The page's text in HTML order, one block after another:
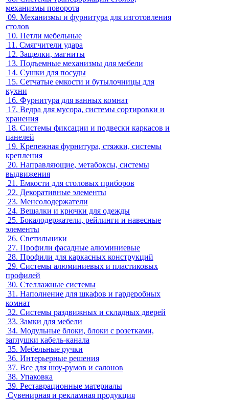
механизмы поворота
09. Механизмы и фурнитура для изготовления
столов
10. Петли мебельные
11. Смягчители удара
12. Защелки, магниты
13. Подъемные механизмы для мебели
14. Сушки для посуды
15. Сетчатые емкости и бутылочницы для
кухни
16. Фурнитура для ванных комнат
17. Ведра для мусора, системы сортировки и
хранения
18. Системы фиксации и подвески каркасов и
панелей
19. Крепежная фурнитура, стяжки, системы
крепления
20. Направляющие, метабоксы, системы
выдвижения
21. Емкости для столовых приборов
22. Декоративные элементы
23. Менсолодержатели
24. Вешалки и крючки для одежды
25. Бокалодержатели, рейлинги и навесные
элементы
26. Светильники
27. Профили фасадные алюминиевые
28. Профили для каркасных конструкций
29. Системы алюминиевых и пластиковых
профилей
30. Стеллажные системы
31. Наполнение для шкафов и гардеробных
комнат
32. Системы раздвижных и складных дверей
33. Замки для мебели
34. Модульные блоки, блоки с розетками,
заглушки кабель-канала
35. Мебельные ручки
36. Интерьерные решения
37. Все для шоу-румов и салонов
38. Упаковка
39. Реставрационные материалы
Сувенирная и рекламная продукция